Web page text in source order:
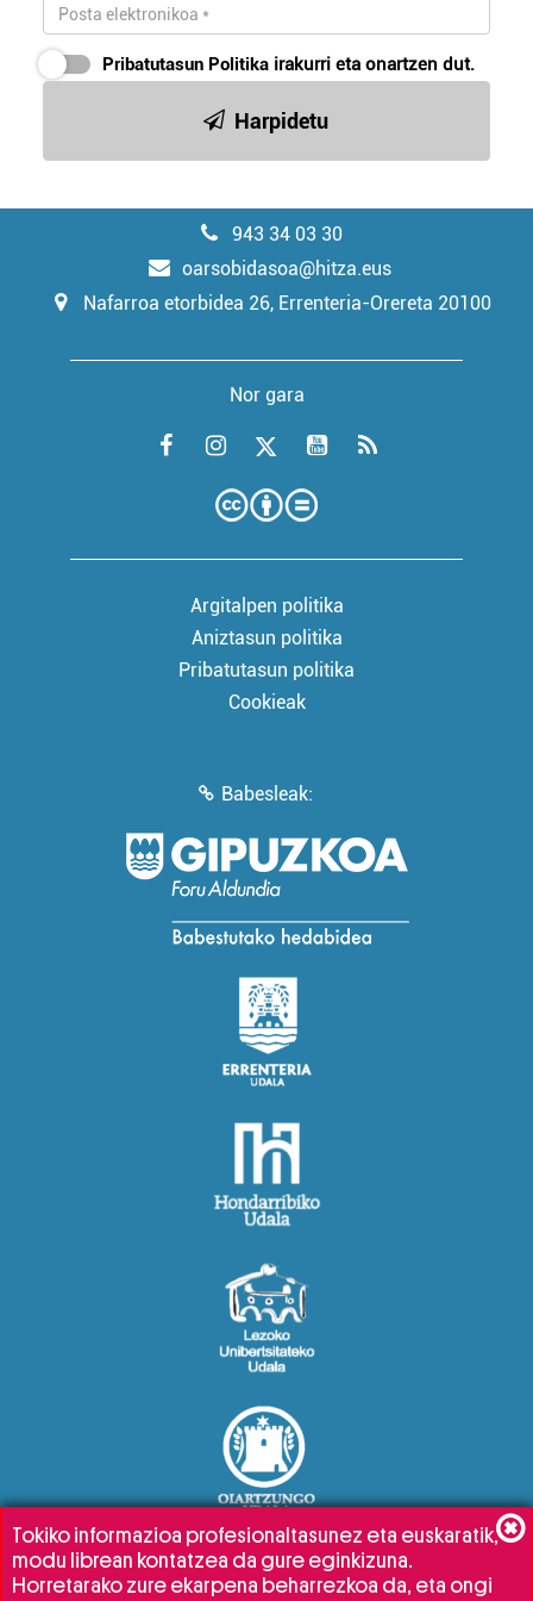
Pribatutasun Politika irakurri eta onartzen dut.
Harpidetu
943 34 03 30
oarsobidasoa@hitza.eus
Nafarroa etorbidea 26, Errenteria-Orereta 20100
Nor gara
Argitalpen politika
Aniztasun politika
Pribatutasun politika
Cookieak
Babesleak:
Tokiko informazioa profesionaltasunez eta euskaratik,
modu librean kontatzea da gure eginkizuna.
Horretarako zure ekarpena beharrezkoa da, eta ongi